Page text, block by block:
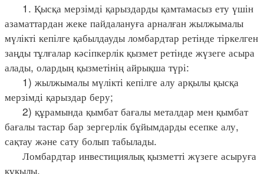
1. Қысқа мерзімді қарыздарды қамтамасыз ету үшін
азаматтардан жеке пайдалануға арналған жылжымалы
мүлікті кепілге қабылдауды ломбардтар ретінде тіркелген
заңды тұлғалар кәсіпкерлік қызмет ретінде жүзеге асыра
алады, олардың қызметінің айрықша түрі:
1) жылжымалы мүлікті кепілге алу арқылы қысқа
мерзімді қарыздар беру;
2) құрамында қымбат бағалы металдар мен қымбат
бағалы тастар бар зергерлік бұйымдарды есепке алу,
сақтау және сату болып табылады.
Ломбардтар инвестициялық қызметті жүзеге асыруға
құқылы.